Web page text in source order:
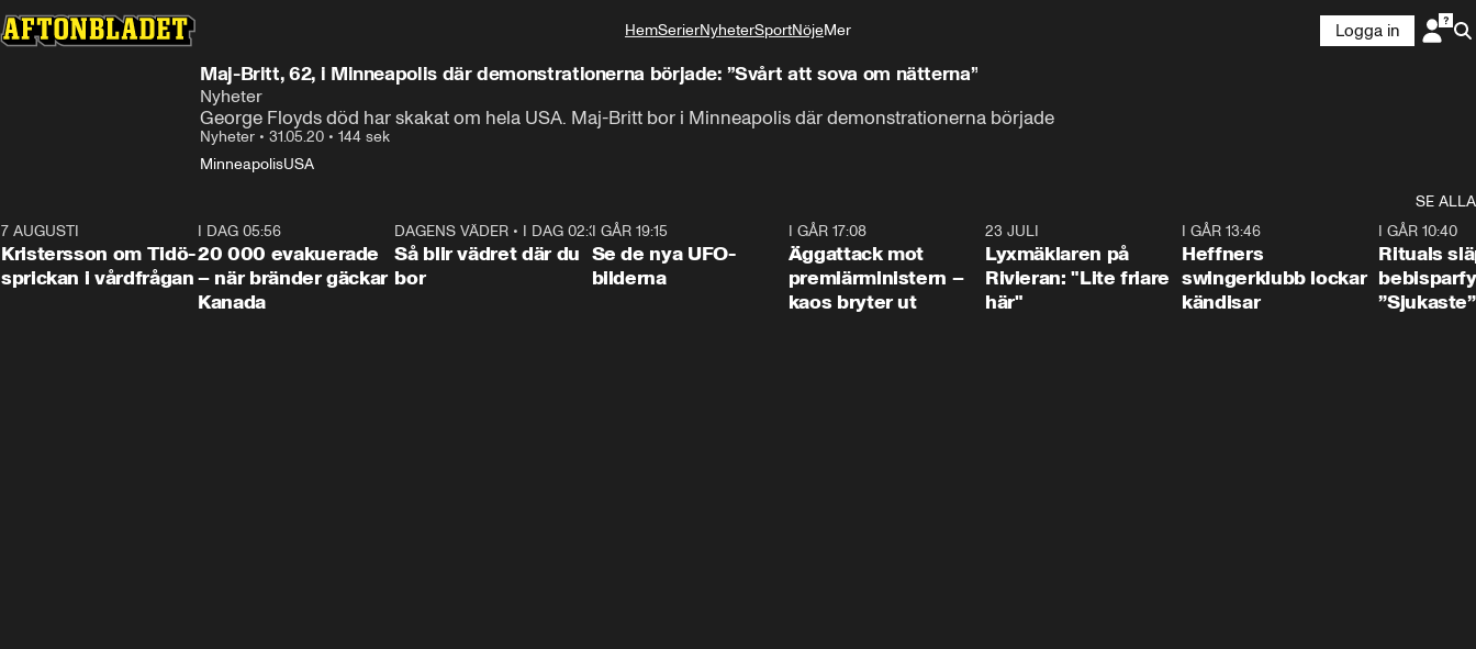
HemSerierNyheterSportNöjeMer
Livsstil
Logga in
Maj-Britt, 62, i Minneapolis där demonstrationerna började: ”Svårt att sova om nätterna”
Nyheter
George Floyds död har skakat om hela USA. Maj-Britt bor i Minneapolis där demonstrationerna började
Nyheter • 31.05.20 • 144 sek
MinneapolisUSA
SE ALLA
7 AUGUSTI
Kristersson om Tidö-
sprickan i vårdfrågan
I DAG 05:56
20 000 evakuerade
– när bränder gäckar
Kanada
1:06
DAGENS VÄDER • I DAG 02:30
Så blir vädret där du
bor
I GÅR 19:15
Se de nya UFO-
bilderna
I GÅR 17:08
Äggattack mot
premiärministern –
kaos bryter ut
23 JULI
Lyxmäklaren på
Rivieran: "Lite friare
här"
I GÅR 13:46
Heffners
swingerklubb lockar
kändisar
I GÅR 10:40
Rituals
”Sjukaste”